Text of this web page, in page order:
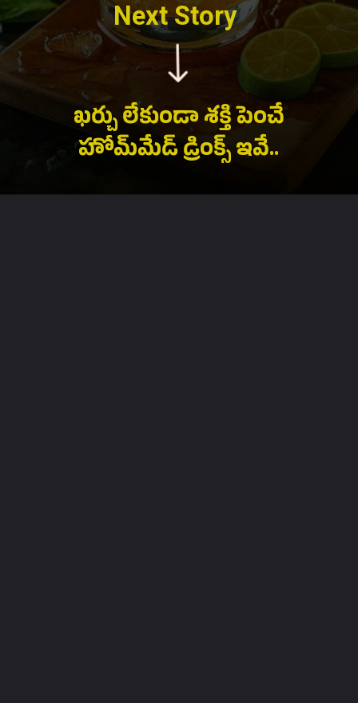
ఖర్చు లేకుండా శక్తి పెంచే
హోమ్‌మేడ్ డ్రింక్స్ ఇవే..
Next Story